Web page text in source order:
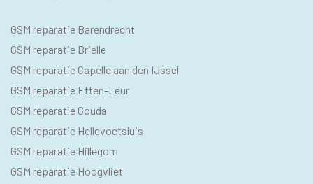
SEO
GSM
GSM reparatie Barendrecht
GSM reparatie Brielle
GSM reparatie Capelle aan den IJssel
GSM reparatie Etten-Leur
GSM reparatie Gouda
GSM reparatie Hellevoetsluis
GSM reparatie Hillegom
GSM reparatie Hoogvliet